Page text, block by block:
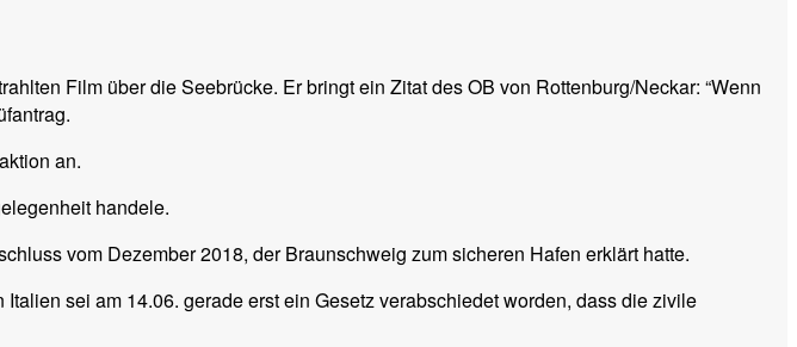
Film über die Seebrücke. Er bringt ein Zitat des OB von Rottenburg/Neckar: “Wenn
an.
handele.
vom Dezember 2018, der Braunschweig zum sicheren Hafen erklärt hatte.
sei am 14.06. gerade erst ein Gesetz verabschiedet worden, dass die zivile